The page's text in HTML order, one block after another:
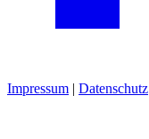
Impressum | Datenschutz